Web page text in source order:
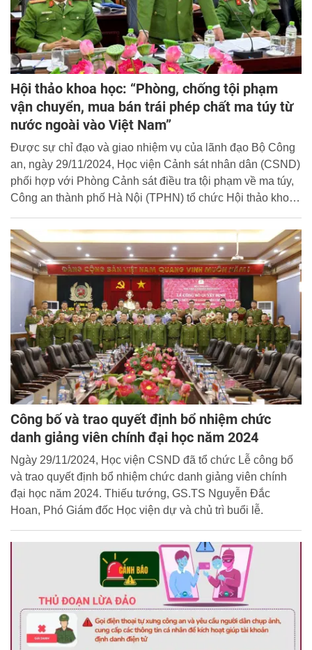
Hội thảo khoa học: “Phòng, chống tội phạm
vận chuyển, mua bán trái phép chất ma túy từ
nước ngoài vào Việt Nam”
Được sự chỉ đạo và giao nhiệm vụ của lãnh đạo Bộ Công
an, ngày 29/11/2024, Học viện Cảnh sát nhân dân (CSND)
phối hợp với Phòng Cảnh sát điều tra tội phạm về ma túy,
Công an thành phố Hà Nội (TPHN) tổ chức Hội thảo khoa
bán trái phép chất ma túy từ nước ngoài vào Việt Nam”.
Công bố và trao quyết định bổ nhiệm chức
danh giảng viên chính đại học năm 2024
Ngày 29/11/2024, Học viện CSND đã tổ chức Lễ công bố
và trao quyết định bổ nhiệm chức danh giảng viên chính
đại học năm 2024. Thiếu tướng, GS.TS Nguyễn Đắc
Hoan, Phó Giám đốc Học viện dự và chủ trì buổi lễ.